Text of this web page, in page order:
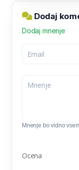
Dodaj
Dodaj mnenje
Mnenje bo vidno
Ocena